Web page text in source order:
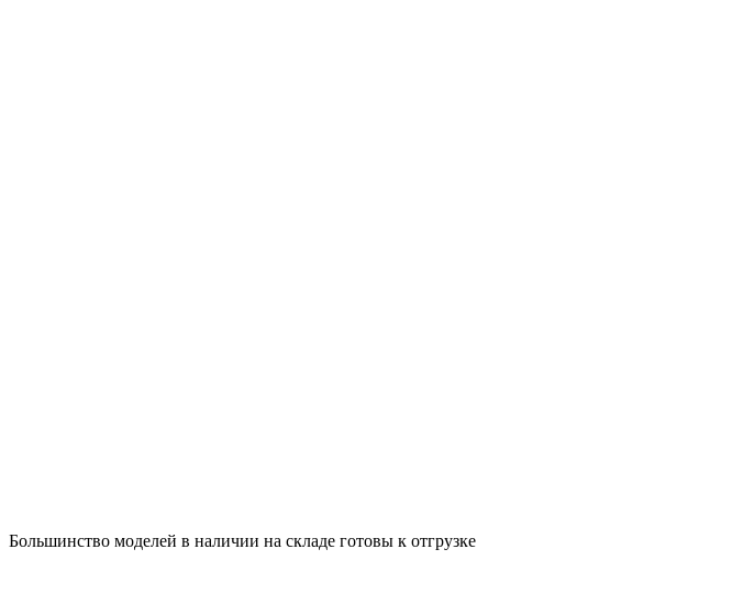
Большинство моделей в наличии на складе готовы к отгрузке